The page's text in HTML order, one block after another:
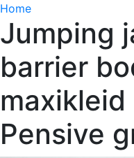
Home
Jumping
barrier
maxikleid
Pensive